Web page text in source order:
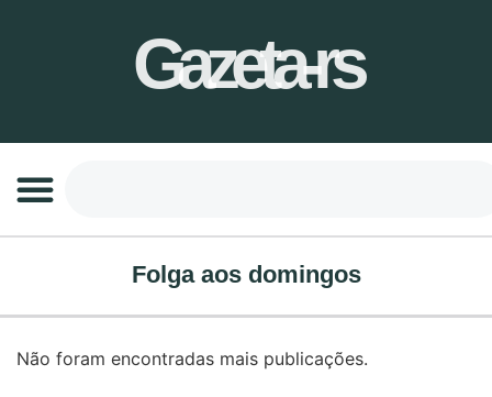
Gazeta-rs
Folga aos domingos
Não foram encontradas mais publicações.